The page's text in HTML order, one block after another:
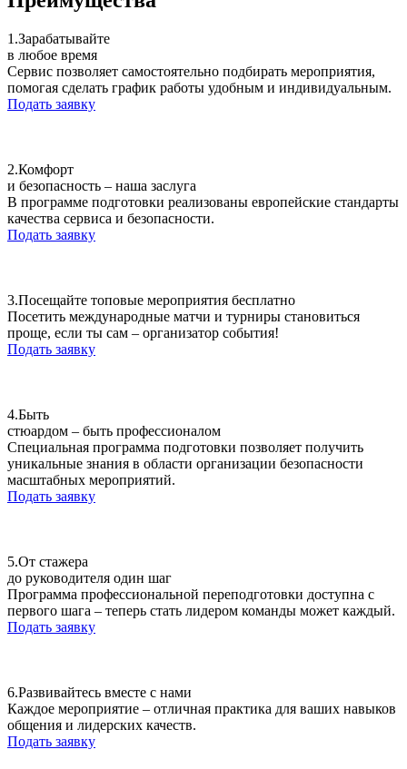
1.Зарабатывайте
в любое время
Сервис позволяет самостоятельно подбирать мероприятия,
помогая сделать график работы удобным и индивидуальным.
Подать заявку
2.Комфорт
и безопасность – наша заслуга
В программе подготовки реализованы европейские стандарты
качества сервиса и безопасности.
Подать заявку
3.Посещайте топовые мероприятия бесплатно
Посетить международные матчи и турниры становиться
проще, если ты сам – организатор события!
Подать заявку
4.Быть
стюардом – быть профессионалом
Специальная программа подготовки позволяет получить
уникальные знания в области организации безопасности
масштабных мероприятий.
Подать заявку
5.От стажера
до руководителя один шаг
Программа профессиональной переподготовки доступна с
первого шага – теперь стать лидером команды может каждый.
Подать заявку
6.Развивайтесь вместе с нами
Каждое мероприятие – отличная практика для ваших навыков
общения и лидерских качеств.
Подать заявку